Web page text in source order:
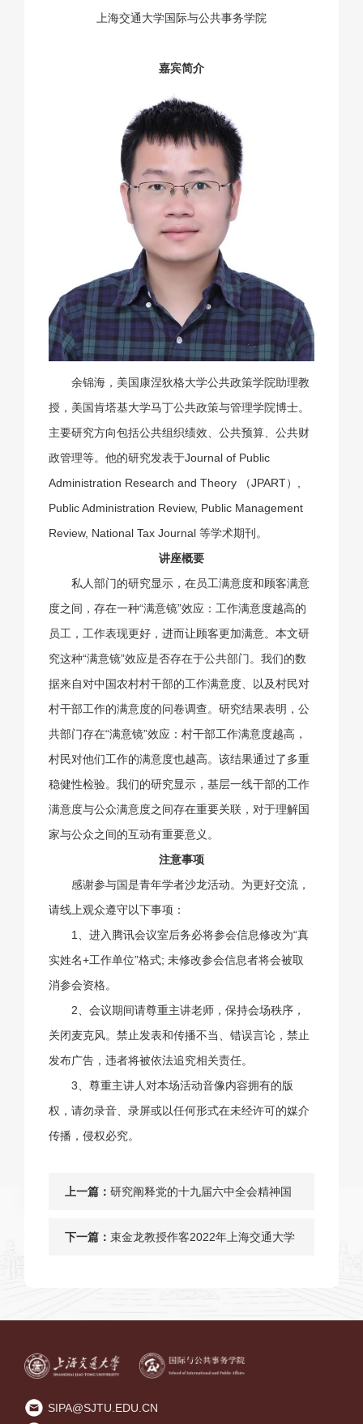
上海交通大学国际与公共事务学院
嘉宾简介
余锦海，美国康涅狄格大学公共政策学院助理教
授，美国肯塔基大学马丁公共政策与管理学院博士。
主要研究方向包括公共组织绩效、公共预算、公共财
政管理等。他的研究发表于Journal of Public
Administration Research and Theory （JPART）,
Public Administration Review, Public Management
Review, National Tax Journal 等学术期刊。
讲座概要
私人部门的研究显示，在员工满意度和顾客满意
度之间，存在一种“满意镜”效应：工作满意度越高的
员工，工作表现更好，进而让顾客更加满意。本文研
究这种“满意镜”效应是否存在于公共部门。我们的数
据来自对中国农村村干部的工作满意度、以及村民对
村干部工作的满意度的问卷调查。研究结果表明，公
共部门存在“满意镜”效应：村干部工作满意度越高，
村民对他们工作的满意度也越高。该结果通过了多重
稳健性检验。我们的研究显示，基层一线干部的工作
满意度与公众满意度之间存在重要关联，对于理解国
家与公众之间的互动有重要意义。
注意事项
感谢参与国是青年学者沙龙活动。为更好交流，
请线上观众遵守以下事项：
1、进入腾讯会议室后务必将参会信息修改为“真
实姓名+工作单位”格式; 未修改参会信息者将会被取
消参会资格。
2、会议期间请尊重主讲老师，保持会场秩序，
关闭麦克风。禁止发表和传播不当、错误言论，禁止
发布广告，违者将被依法追究相关责任。
3、尊重主讲人对本场活动音像内容拥有的版
权，请勿录音、录屏或以任何形式在未经许可的媒介
传播，侵权必究。
上一篇： 研究阐释党的十九届六中全会精神国
家社科基金重大项目“数字经济时代防
下一篇： 束金龙教授作客2022年上海交通大学
SIPA@SJTU.EDU.CN